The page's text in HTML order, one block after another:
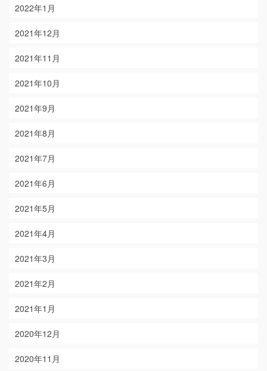
2022年1月
2021年12月
2021年11月
2021年10月
2021年9月
2021年8月
2021年7月
2021年6月
2021年5月
2021年4月
2021年3月
2021年2月
2021年1月
2020年12月
2020年11月